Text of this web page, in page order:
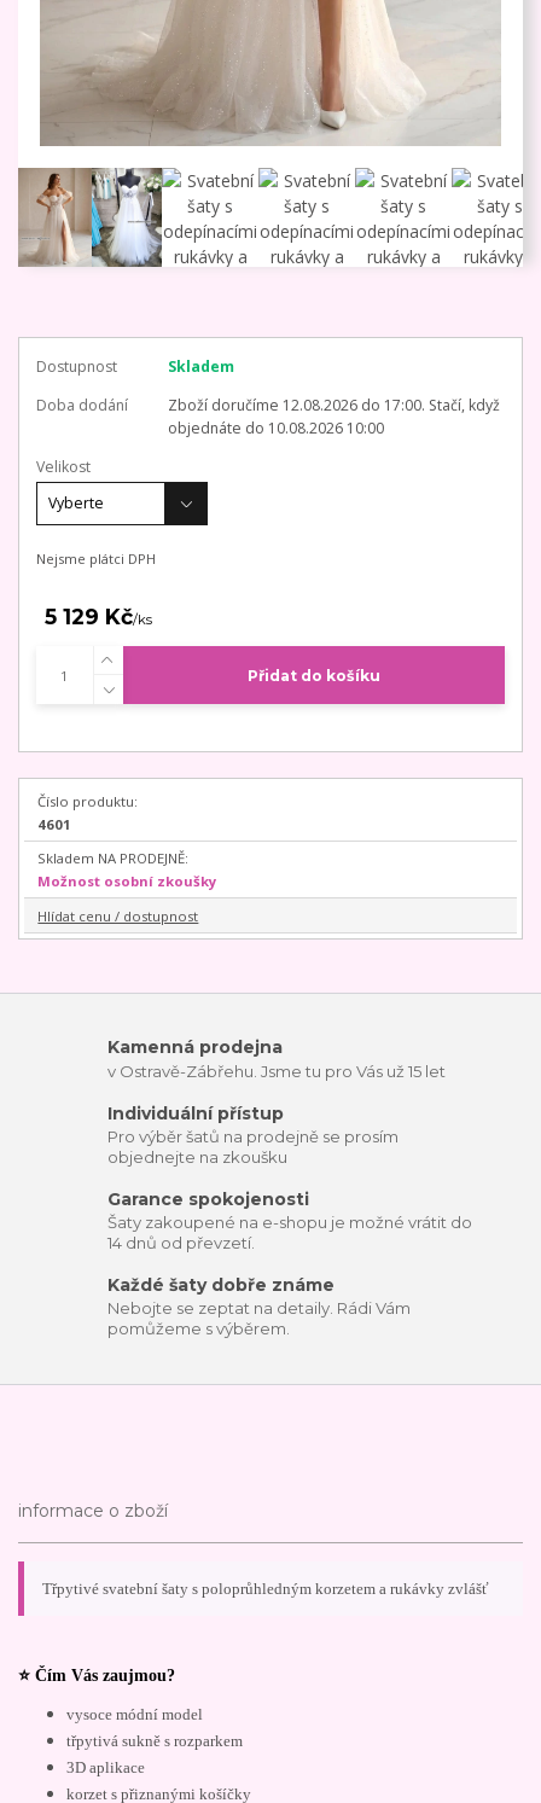
Dostupnost
Skladem
Doba dodání
Zboží doručíme 12.08.2026 do 17:00. Stačí, když
objednáte do 10.08.2026 10:00
Velikost
Nejsme plátci DPH
5 129 Kč/ks
Přidat do košíku
Číslo produktu:
4601
Skladem NA PRODEJNĚ:
Možnost osobní zkoušky
Hlídat cenu / dostupnost
Kamenná prodejna
v Ostravě-Zábřehu. Jsme tu pro Vás už 15 let
Individuální přístup
Pro výběr šatů na prodejně se prosím
objednejte na zkoušku
Garance spokojenosti
Šaty zakoupené na e-shopu je možné vrátit do
14 dnů od převzetí.
Každé šaty dobře známe
Nebojte se zeptat na detaily. Rádi Vám
pomůžeme s výběrem.
informace o zboží
Třpytivé svatební šaty s poloprůhledným korzetem a rukávky zvlášť
⭐ Čím Vás zaujmou?
vysoce módní model
třpytivá sukně s rozparkem
3D aplikace
korzet s přiznanými košíčky